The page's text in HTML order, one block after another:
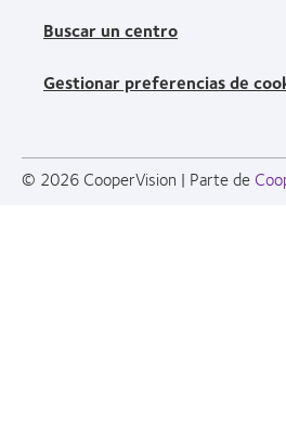
Buscar un centro
Gestionar preferencias de
© 2026 CooperVision | Parte de